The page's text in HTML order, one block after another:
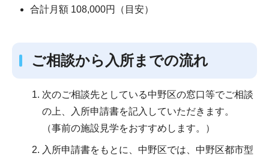
合計月額 108,000円（目安）
ご相談から入所までの流れ
次のご相談先としている中野区の窓口等でご相談
の上、入所申請書を記入していただきます。
（事前の施設見学をおすすめします。）
入所申請書をもとに、中野区では、中野区都市型